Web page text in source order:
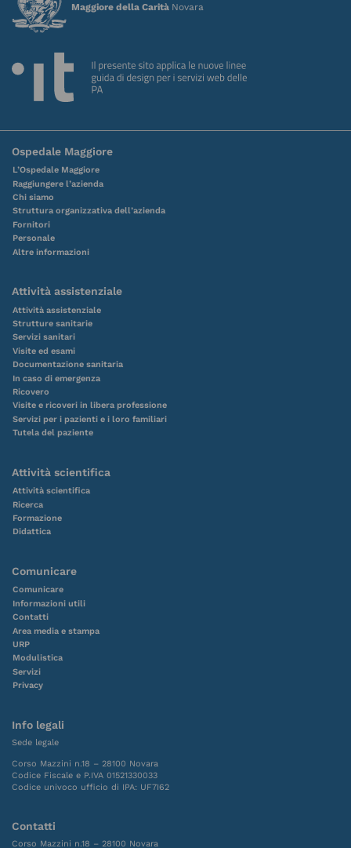
Maggiore della Carità Novara
Ospedale Maggiore
L’Ospedale Maggiore
Raggiungere l’azienda
Chi siamo
Struttura organizzativa dell’azienda
Fornitori
Personale
Altre informazioni
Attività assistenziale
Attività assistenziale
Strutture sanitarie
Servizi sanitari
Visite ed esami
Documentazione sanitaria
In caso di emergenza
Ricovero
Visite e ricoveri in libera professione
Servizi per i pazienti e i loro familiari
Tutela del paziente
Attività scientifica
Attività scientifica
Ricerca
Formazione
Didattica
Comunicare
Comunicare
Informazioni utili
Contatti
Area media e stampa
URP
Modulistica
Servizi
Privacy
Info legali
Sede legale
Corso Mazzini n.18 – 28100 Novara
Codice Fiscale e P.IVA 01521330033
Codice univoco ufficio di IPA: UF7I62
Contatti
Corso Mazzini n.18 – 28100 Novara